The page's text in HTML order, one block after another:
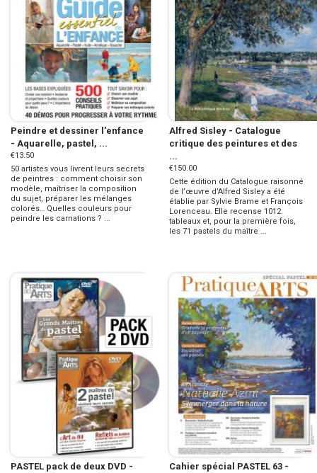
Peindre et dessiner l'enfance
- Aquarelle, pastel, ...
€13.50
50 artistes vous livrent leurs secrets
de peintres : comment choisir son
modèle, maîtriser la composition
du sujet, préparer les mélanges
colorés… Quelles couleurs pour
peindre les carnations ? ...
Alfred Sisley - Catalogue
critique des peintures et des
...
€150.00
Cette édition du Catalogue raisonné
de l’œuvre d’Alfred Sisley a été
établie par Sylvie Brame et François
Lorenceau. Elle recense 1012
tableaux et, pour la première fois,
les 71 pastels du maître ...
PASTEL pack de deux DVD -
Cahier spécial PASTEL 63 -